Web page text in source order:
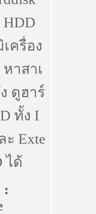
ครื่อง
าสาเ
ดูฮาร์
ทั้ง I
ะ Exte
ได้
: